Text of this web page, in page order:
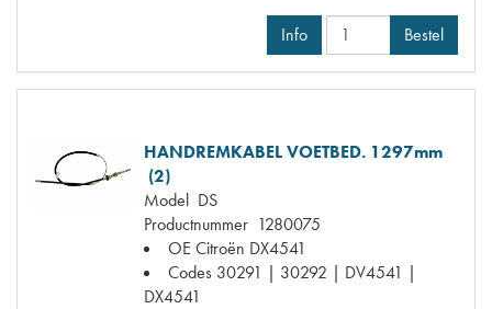
Info Bestel
HANDREMKABEL VOETBED. 1297mm
(2)
Model DS
Productnummer 1280075
OE Citroën DX4541
Codes 30291 | 30292 | DV4541 |
DX4541